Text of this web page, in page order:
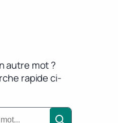
autre mot ?
rapide ci-